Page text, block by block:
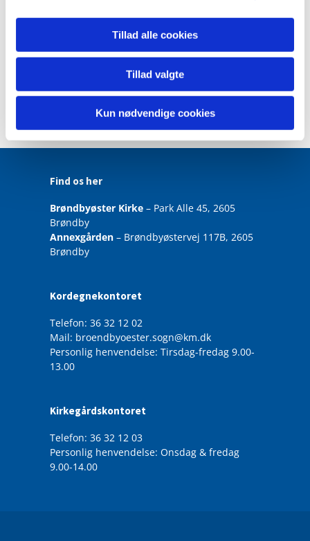
Tillad alle cookies
Tillad valgte
Kun nødvendige cookies
Find os her
Brøndbyøster Kirke – Park Alle 45, 2605
Brøndby
Annexgården – Brøndbyøstervej 117B, 2605
Brøndby
Kordegnekontoret
Telefon: 36 32 12 02
Mail: broendbyoester.sogn@km.dk
Personlig henvendelse: Tirsdag-fredag 9.00-
13.00
Kirkegårdskontoret
Telefon: 36 32 12 03
Personlig henvendelse: Onsdag & fredag
9.00-14.00